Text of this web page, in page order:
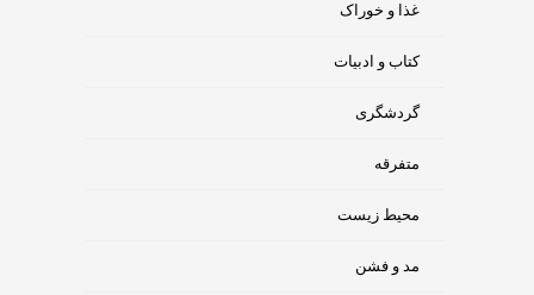
غذا و خوراک
کتاب و ادبیات
گردشگری
متفرقه
محیط زیست
مد و فشن